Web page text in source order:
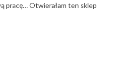
pracę… Otwierałam ten sklep